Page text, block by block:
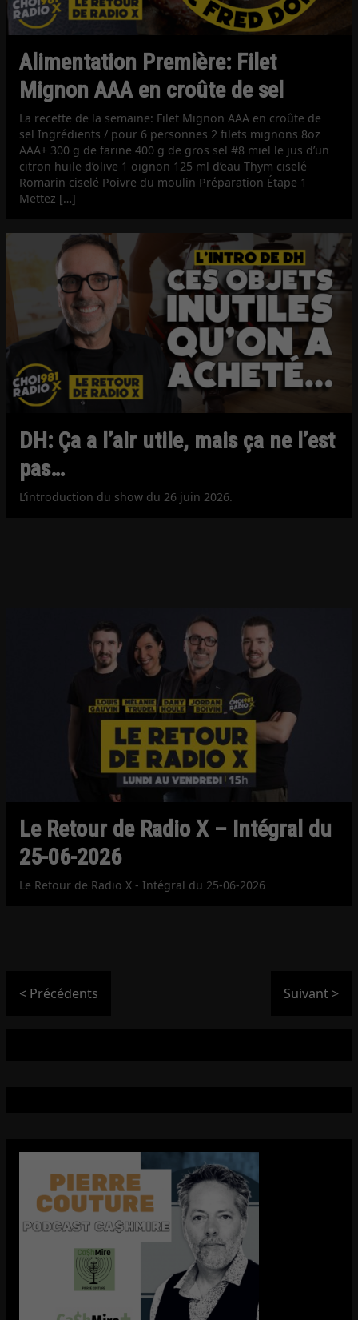
Alimentation Première: Filet
Mignon AAA en croûte de sel
La recette de la semaine: Filet Mignon AAA en croûte de
sel Ingrédients / pour 6 personnes 2 filets mignons 8oz
AAA+ 300 g de farine 400 g de gros sel #8 miel le jus d’un
citron huile d’olive 1 oignon 125 ml d’eau Thym ciselé
Romarin ciselé Poivre du moulin Préparation Étape 1
Mettez […]
DH: Ça a l’air utile, mais ça ne l’est
pas…
L’introduction du show du 26 juin 2026.
Le Retour de Radio X – Intégral du
25-06-2026
Le Retour de Radio X - Intégral du 25-06-2026
< Précédents Suivant >